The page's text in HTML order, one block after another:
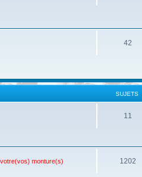
42
SUJETS
11
monture(s)
1202